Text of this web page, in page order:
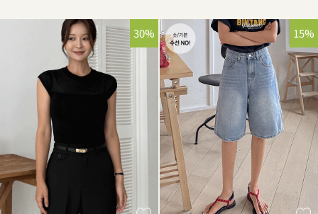
30% 32%
15%